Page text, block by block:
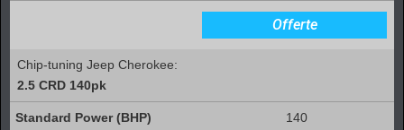
Offerte
Chip-tuning Jeep Cherokee:
2.5 CRD 140pk
140